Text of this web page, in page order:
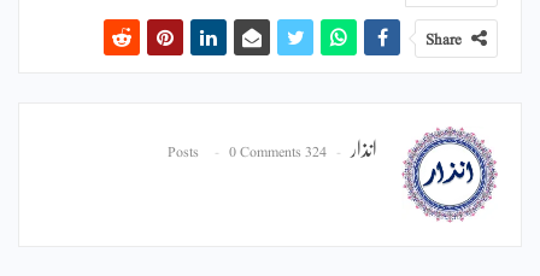
Share
انذار 324 Posts
0 Comments